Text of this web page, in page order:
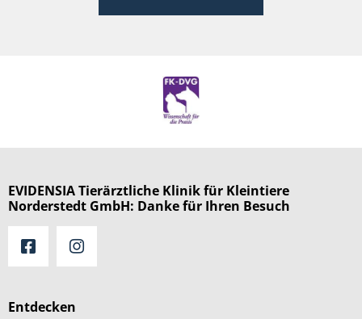
Entdecken
EVIDENSIA Tierärztliche Klinik für Kleintiere
Norderstedt GmbH: Danke für Ihren Besuch